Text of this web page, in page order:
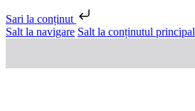
Sari la conținut
Salt la navigare Salt la conținutul principal